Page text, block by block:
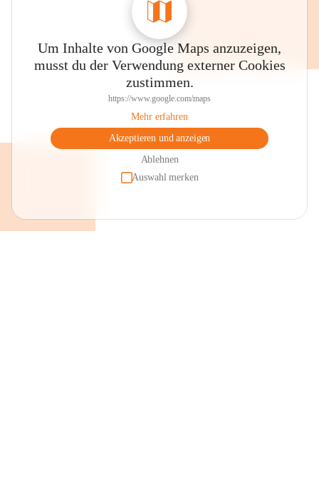
Um Inhalte von Google Maps anzuzeigen,
musst du der Verwendung externer Cookies
zustimmen.
https://www.google.com/maps
Mehr erfahren
Akzeptieren und anzeigen
Ablehnen
Auswahl merken